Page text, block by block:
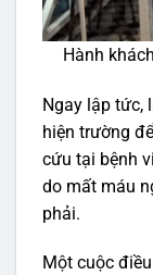
Hành
Ngay lập tức,
hiện trường
cứu tại bệnh
do mất máu
phải.
Một cuộc